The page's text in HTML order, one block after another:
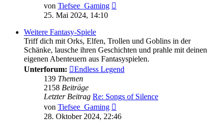
von Tiefsee_Gaming
25. Mai 2024, 14:10
Weitere Fantasy-Spiele
Triff dich mit Orks, Elfen, Trollen und Goblins in der
Schänke, lausche ihren Geschichten und prahle mit deinen
eigenen Abenteuern aus Fantasyspielen.
Unterforum:
Endless Legend
139 Themen
2158 Beiträge
Letzter Beitrag Re: Songs of Silence
von Tiefsee_Gaming
Beitrag
28. Oktober 2024, 22:46